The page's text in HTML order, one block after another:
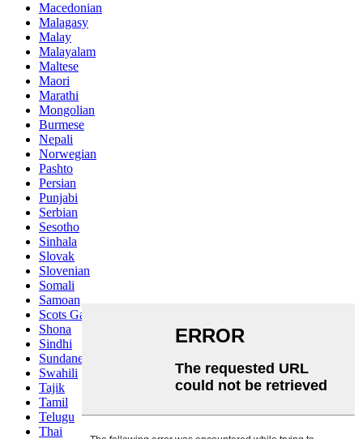
Macedonian
Malagasy
Malay
Malayalam
Maltese
Maori
Marathi
Mongolian
Burmese
Nepali
Norwegian
Pashto
Persian
Punjabi
Serbian
Sesotho
Sinhala
Slovak
Slovenian
Somali
Samoan
Scots Gaelic
Shona
Sindhi
Sundanese
Swahili
Tajik
Tamil
Telugu
Thai